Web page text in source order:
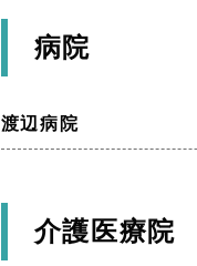
病院
渡辺病院
介護医療院